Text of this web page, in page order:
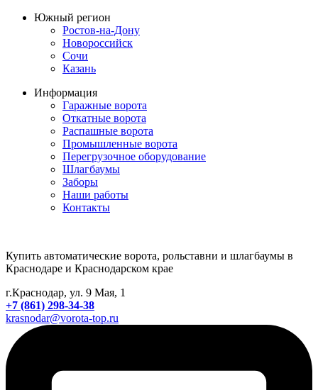
Южный регион
Ростов-на-Дону
Новороссийск
Сочи
Казань
Информация
Гаражные ворота
Откатные ворота
Распашные ворота
Промышленные ворота
Перегрузочное оборудование
Шлагбаумы
Заборы
Наши работы
Контакты
Купить автоматические ворота, рольставни и шлагбаумы в
Краснодаре и Краснодарском крае
г.Краснодар, ул. 9 Мая, 1
+7 (861) 298-34-38
krasnodar@vorota-top.ru